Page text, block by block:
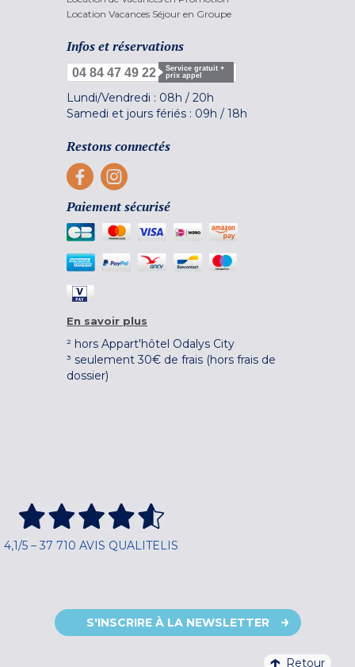
Location Vacances Séjour en Groupe
Infos et réservations
04 84 47 49 22
Service gratuit +
prix appel
Lundi/Vendredi : 08h / 20h
Samedi et jours fériés : 09h / 18h
Restons connectés
Paiement sécurisé
En savoir plus
² hors Appart'hôtel Odalys City
³ seulement 30€ de frais (hors frais de
dossier)
4,1/5 – 37 710 AVIS QUALITELIS
S'INSCRIRE À LA NEWSLETTER
Retour